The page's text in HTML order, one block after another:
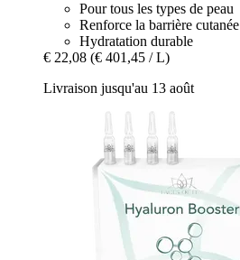
Pour tous les types de peau
Renforce la barrière cutanée
Hydratation durable
€ 22,08 (€ 401,45 / L)
Livraison jusqu'au 13 août